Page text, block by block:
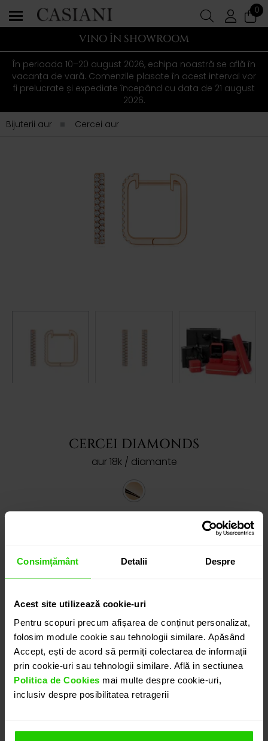
Consimțământ Detalii Despre
Acest site utilizează cookie-uri
Pentru scopuri precum afișarea de conținut personalizat,
folosim module cookie sau tehnologii similare. Apăsând
Accept, ești de acord să permiți colectarea de informații
prin cookie-uri sau tehnologii similare. Află in sectiunea
Politica de Cookies mai multe despre cookie-uri,
inclusiv despre posibilitatea retragerii
0
VINO ÎN SHOWROOM
În perioada 10–20 august 2026, echipa noastră se află în
vacanța de vară. Comenzile plasate în acest interval vor
fi prelucrate și expediate începând cu data de 21 august
2026.
Bijuterii aur
Cercei aur
CERCEI DIAMONDS
aur 18k / diamante
detalii suplimentare
ADAUGĂ ÎN COȘ
PROGRAMEAZĂ O ÎNTÂLNIRE